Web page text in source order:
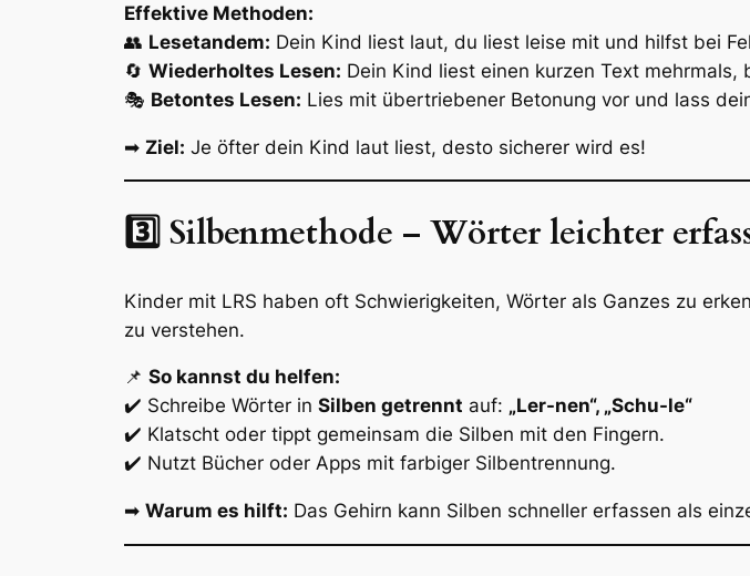
Effektive Methoden:
👥 Lesetandem: Dein Kind liest laut, du liest leise mit und hilfst bei
🔄 Wiederholtes Lesen: Dein Kind liest einen kurzen Text mehrmals,
🎭 Betontes Lesen: Lies mit übertriebener Betonung vor und lass
➡ Ziel: Je öfter dein Kind laut liest, desto sicherer wird es!
3️⃣ Silbenmethode – Wörter leichter
Kinder mit LRS haben oft Schwierigkeiten, Wörter als Ganzes zu
zu verstehen.
📌 So kannst du helfen:
✔️ Schreibe Wörter in Silben getrennt auf: „Ler-nen“, „Schu-le“
✔️ Klatscht oder tippt gemeinsam die Silben mit den Fingern.
✔️ Nutzt Bücher oder Apps mit farbiger Silbentrennung.
➡ Warum es hilft: Das Gehirn kann Silben schneller erfassen als